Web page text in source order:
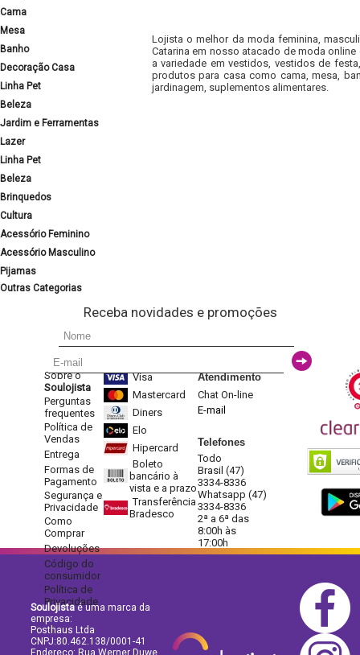
Cama
Mesa
Banho
Decoração Casa
Linha Pet
Beleza
Jardim e Ferramentas
Lazer
Linha Pet
Beleza
Brinquedos
Cultura
Acessório Feminino
Acessório Masculino
Pijamas
Outras Categorias
Lojista o melhor da moda feminina,
Catarina em nosso atacado de moda
a variedade em vestidos, vestidos de
produtos para casa como cama, mesa,
jardinagem, suplementos alimentares.
Receba novidades e promoções
Sobre o
Soulojista
Perguntas
frequentes
Política de
Vendas
Entrega
Formas de
Pagamento
Segurança e
Privacidade
Como
Comprar
Devoluções
Código do
consumidor
Política de
Privacidade
Visa
Mastercard
Diners
Elo
Hipercard
Boleto
bancário à
vista e a prazo
Transferência
Bradesco
Atendimento
Chat On-line
E-mail
Telefones
Todo
Brasil (47)
3334-8336
Whatsapp (47)
3334-8336
2ª a 6ª das
8:00h às
17:00h
Soulojistaé uma marca da
empresa:
Posthaus Ltda
CNPJ:80.462.138/0001-41
Endereço: Rua Werner Duwe,